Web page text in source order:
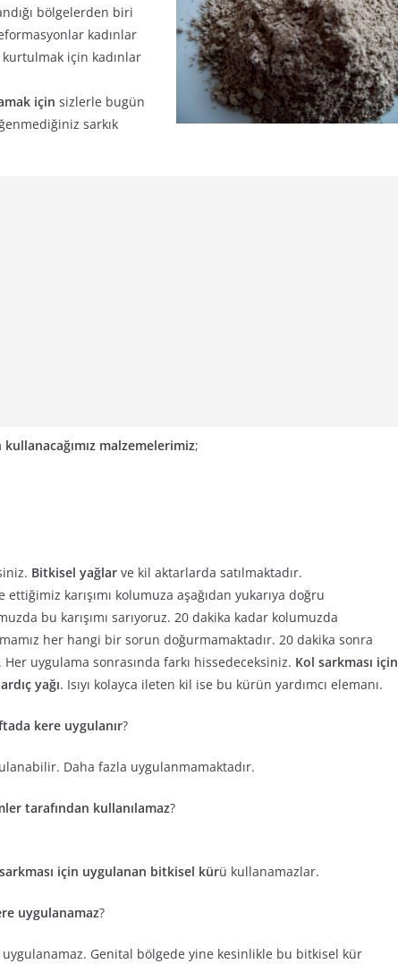
bölgelerden biri
kadınlar
için kadınlar
için sizlerle bugün
sarkık
malzemelerimiz;
Bitkisel yağlar ve kil aktarlarda satılmaktadır.
karışımı kolumuza aşağıdan yukarıya doğru
bu karışımı sarıyoruz. 20 dakika kadar kolumuzda
her hangi bir sorun doğurmamaktadır. 20 dakika sonra
Her uygulama sonrasında farkı hissedeceksiniz. Kol sarkması için
ardıç yağı. Isıyı kolayca ileten kil ise bu kürün yardımcı elemanı.
kere uygulanır?
Daha fazla uygulanmamaktadır.
tarafından kullanılamaz?
için uygulanan bitkisel kürü kullanamazlar.
uygulanamaz?
uygulanamaz. Genital bölgede yine kesinlikle bu bitkisel kür